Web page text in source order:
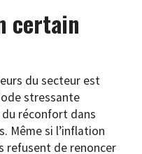
certain
du secteur est
stressante
réconfort dans
Même si l’inflation
refusent de renoncer